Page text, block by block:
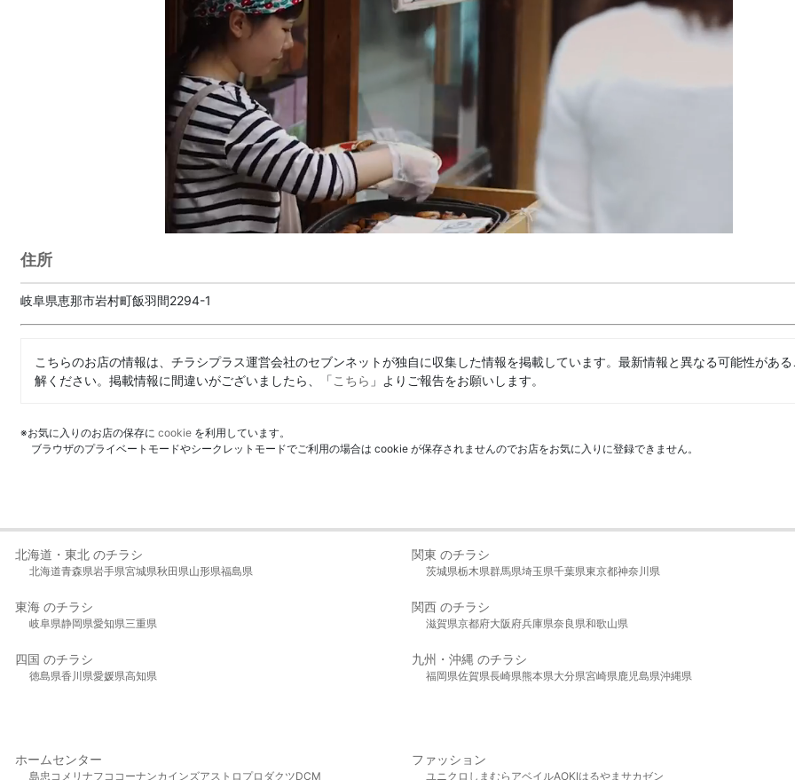
住所
岐阜県恵那市岩村町飯羽間2294-1
こちらのお店の情報は、チラシプラス運営会社のセブンネットが独自に収集した情報を掲載しています。最新情報と異なる可能性があ
解ください。掲載情報に間違いがございましたら、「こちら 」よりご報告をお願いします。
※お気に入りのお店の保存に cookie を利用しています。
ブラウザのプライベートモードやシークレットモードでご利用の場合は cookie が保存されませんのでお店をお気に入りに登録できません。
北海道・東北 のチラシ
北海道青森県岩手県宮城県秋田県山形県福島県
関東 のチラシ
茨城県栃木県群馬県埼玉県千葉県東京都神奈川県
東海 のチラシ
岐阜県静岡県愛知県三重県
関西 のチラシ
滋賀県京都府大阪府兵庫県奈良県和歌山県
四国 のチラシ
徳島県香川県愛媛県高知県
九州・沖縄 のチラシ
福岡県佐賀県長崎県熊本県大分県宮崎県鹿児島県沖縄県
ホームセンター
島忠 コメリ ナフコ コーナンカインズアストロプロダクツDCM
ファッション
ユニクロ しまむら アベイルAOKIはるやま サカゼン